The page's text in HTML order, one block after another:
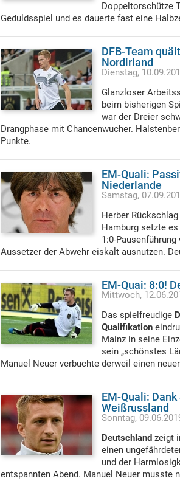
Doppeltorschütze
Geduldsspiel und es dauerte fast eine
DFB-Team
Nordirland
Dienstag,
Glanzloser
beim bisherigen
war der Dreier
Drangphase mit Chancenwucher.
Punkte.
EM-Quali:
Niederlande
Samstag,
Herber
Hamburg setzte
1:0-
Aussetzer der Abwehr eiskalt ausnutzen.
EM-Quai: 8:0!
Mittwoch,
Das spielfreudige
Qualifikation
Mainz in seine
sein „schönstes
Manuel Neuer verbuchte derweil einen
EM-Quali:
Weißrussland
Sonntag,
Deutschland zeigt
einen
und der
entspannten Abend. Manuel Neuer musste